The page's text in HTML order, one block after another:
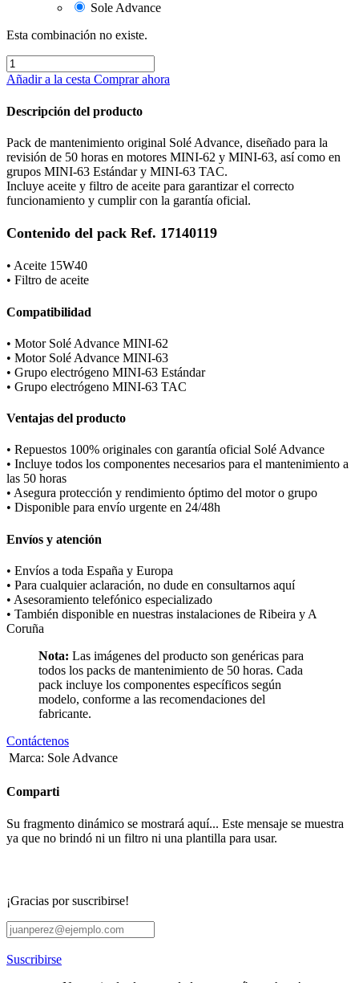
Sole Advance
Esta combinación no existe.
Añadir a la cesta Comprar ahora
Descripción del producto
Pack de mantenimiento original Solé Advance, diseñado para la
revisión de 50 horas en motores MINI-62 y MINI-63, así como en
grupos MINI-63 Estándar y MINI-63 TAC.
Incluye aceite y filtro de aceite para garantizar el correcto
funcionamiento y cumplir con la garantía oficial.
Contenido del pack Ref. 17140119
• Aceite 15W40
• Filtro de aceite
Compatibilidad
• Motor Solé Advance MINI-62
• Motor Solé Advance MINI-63
• Grupo electrógeno MINI-63 Estándar
• Grupo electrógeno MINI-63 TAC
Ventajas del producto
• Repuestos 100% originales con garantía oficial Solé Advance
• Incluye todos los componentes necesarios para el mantenimiento a
las 50 horas
• Asegura protección y rendimiento óptimo del motor o grupo
• Disponible para envío urgente en 24/48h
Envíos y atención
• Envíos a toda España y Europa
• Para cualquier aclaración, no dude en consultarnos aquí
• Asesoramiento telefónico especializado
• También disponible en nuestras instalaciones de Ribeira y A
Coruña
Nota: Las imágenes del producto son genéricas para
todos los packs de mantenimiento de 50 horas. Cada
pack incluye los componentes específicos según
modelo, conforme a las recomendaciones del
fabricante.
Contáctenos
Marca: Sole Advance
Comparti
Su fragmento dinámico se mostrará aquí... Este mensaje se muestra
ya que no brindó ni un filtro ni una plantilla para usar.
¡Gracias por suscribirse!
Suscribirse